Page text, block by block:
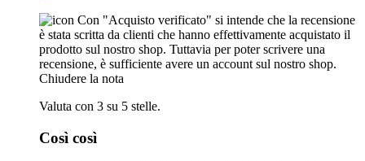
Con "Acquisto verificato" si intende che la recensione
è stata scritta da clienti che hanno effettivamente acquistato il
prodotto sul nostro shop. Tuttavia per poter scrivere una
recensione, è sufficiente avere un account sul nostro shop.
Chiudere la nota
Valuta con 3 su 5 stelle.
Così così